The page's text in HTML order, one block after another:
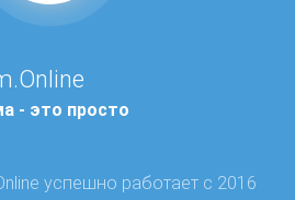
- это просто
успешно работает с 2016